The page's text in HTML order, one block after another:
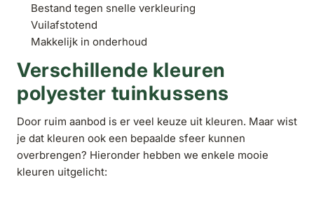
Bestand tegen snelle verkleuring
Vuilafstotend
Makkelijk in onderhoud
Verschillende kleuren
polyester tuinkussens
Door ruim aanbod is er veel keuze uit kleuren. Maar wist
je dat kleuren ook een bepaalde sfeer kunnen
overbrengen? Hieronder hebben we enkele mooie
kleuren uitgelicht: